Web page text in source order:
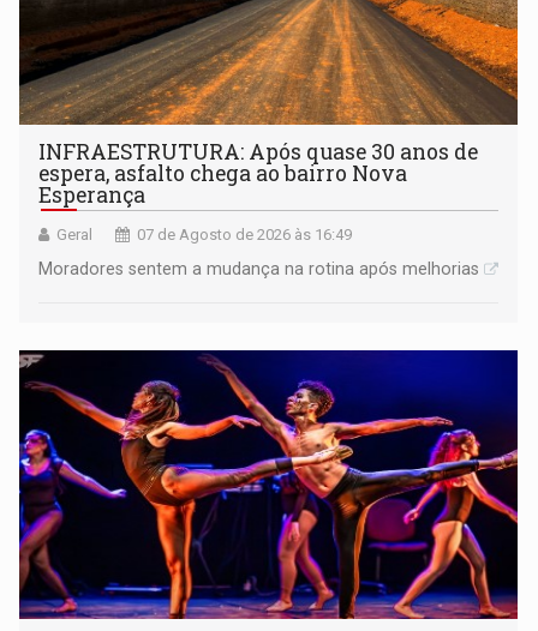
INFRAESTRUTURA: Após quase 30 anos de
espera, asfalto chega ao bairro Nova
Esperança
Geral 07 de Agosto de 2026 às 16:49
Moradores sentem a mudança na rotina após melhorias